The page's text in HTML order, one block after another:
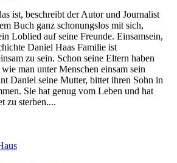
ist, beschreibt der Autor und Journalist
Buch ganz schonungslos mit sich,
Loblied auf seine Freunde. Einsamsein,
Daniel Haas Familie ist
zu sein. Schon seine Eltern haben
man unter Menschen einsam sein
Daniel seine Mutter, bittet ihren Sohn in
Sie hat genug vom Leben und hat
zu sterben....